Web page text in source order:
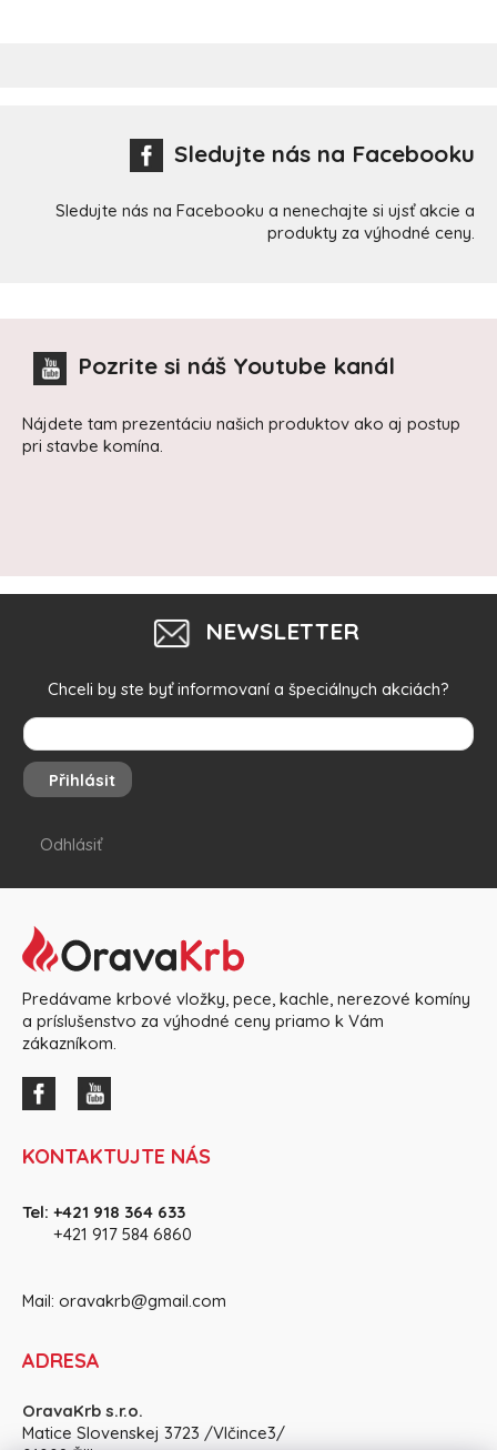
Sledujte nás na Facebooku
Sledujte nás na Facebooku a nenechajte si ujsť akcie a
produkty za výhodné ceny.
Pozrite si náš Youtube kanál
Nájdete tam prezentáciu našich produktov ako aj postup
pri stavbe komína.
NEWSLETTER
Chceli by ste byť informovaní a špeciálnych akciách?
Přihlásit
Odhlásiť
Predávame krbové vložky, pece, kachle, nerezové komíny
a príslušenstvo za výhodné ceny priamo k Vám
zákazníkom.
KONTAKTUJTE NÁS
Tel: +421 918 364 633
+421 917 584 6860
Mail: oravakrb@gmail.com
ADRESA
OravaKrb s.r.o.
Matice Slovenskej 3723 /Vlčince3/